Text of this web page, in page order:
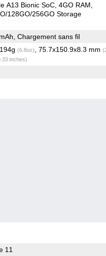
A13 Bionic SoC 4GO RAM
128GO/256GO Storage
Chargement sans fil
(6.8oz) , 75.7x150.9x8.3 mm
inches)
11